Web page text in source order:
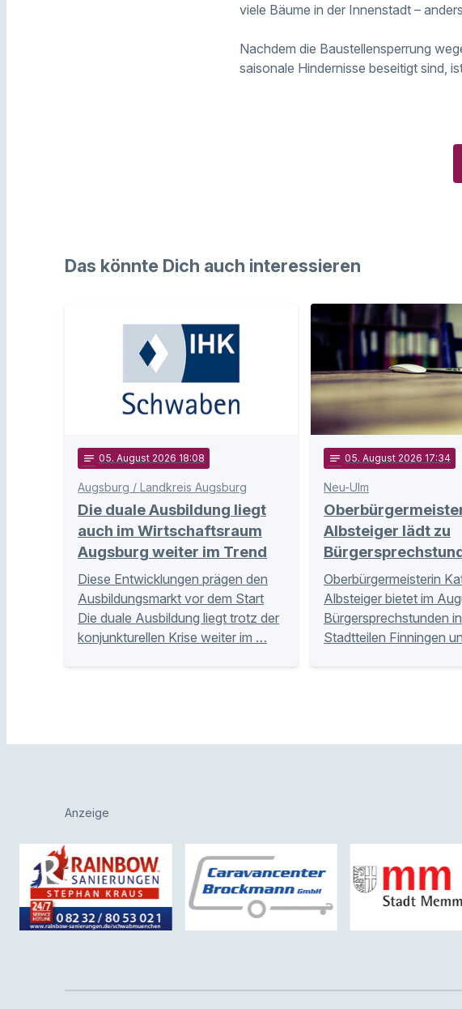
viele Bäume in der Innenstadt –
Nachdem die Baustellensperrung
saisonale Hindernisse beseitigt sind,
Das könnte Dich auch interessieren
notes 05. August 2026 18:08
Augsburg / Landkreis Augsburg
Die duale Ausbildung liegt
auch im Wirtschaftsraum
Augsburg weiter im Trend
Diese Entwicklungen prägen den
Ausbildungsmarkt vor dem Start
Die duale Ausbildung liegt trotz der
konjunkturellen Krise weiter im …
notes 05. August 2026 17:34
Neu-Ulm
Albsteiger lädt zu
Oberbürgermeisterin
Albsteiger bietet im
Bürgersprechstunden
Stadtteilen Finningen
Anzeige